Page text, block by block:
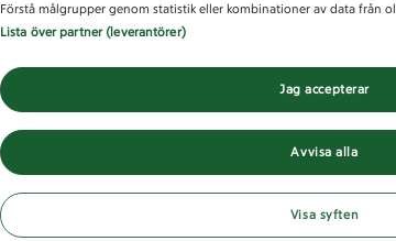
Förstå målgrupper genom statistik eller kombinationer av data från
Lista över partner (leverantörer)
Avvisa alla
Jag accepterar
Visa syften